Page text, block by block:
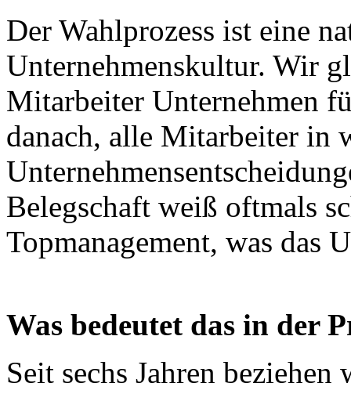
Der Wahlprozess ist eine
Unternehmenskultur. Wir
Mitarbeiter Unternehmen
danach, alle Mitarbeiter in
Belegschaft weiß oftmals
Topmanagement, was das
Was bedeutet das in der
Seit sechs Jahren